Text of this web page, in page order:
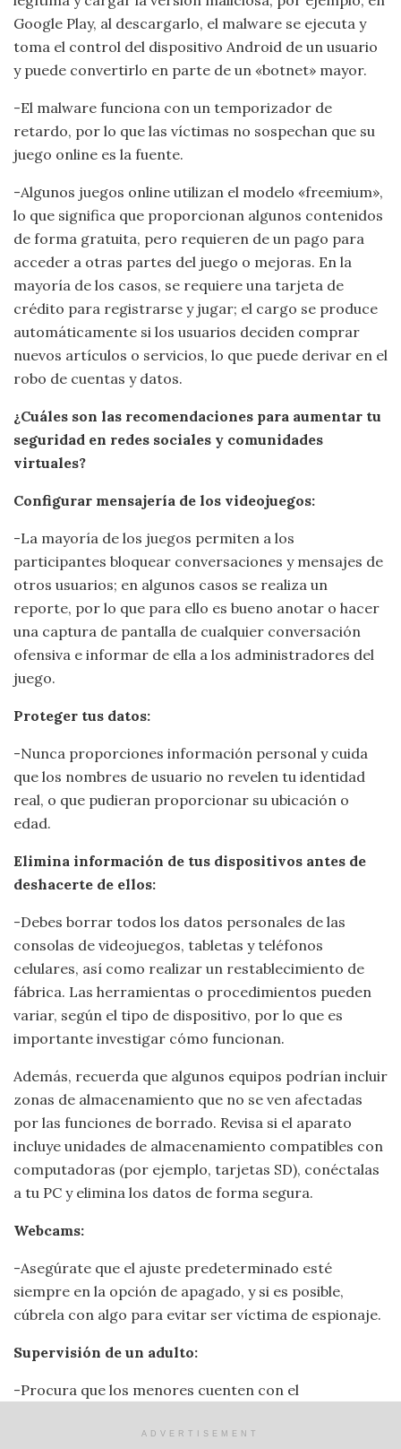
Google Play, al descargarlo, el malware se ejecuta y
toma el control del dispositivo Android de un usuario
y puede convertirlo en parte de un «botnet» mayor.
-El malware funciona con un temporizador de
retardo, por lo que las víctimas no sospechan que su
juego online es la fuente.
-Algunos juegos online utilizan el modelo «freemium»,
lo que significa que proporcionan algunos contenidos
de forma gratuita, pero requieren de un pago para
acceder a otras partes del juego o mejoras. En la
mayoría de los casos, se requiere una tarjeta de
crédito para registrarse y jugar; el cargo se produce
automáticamente si los usuarios deciden comprar
nuevos artículos o servicios, lo que puede derivar en el
robo de cuentas y datos.
¿Cuáles son las recomendaciones para aumentar tu
seguridad en redes sociales y comunidades
virtuales?
Configurar mensajería de los videojuegos:
-La mayoría de los juegos permiten a los
participantes bloquear conversaciones y mensajes de
otros usuarios; en algunos casos se realiza un
reporte, por lo que para ello es bueno anotar o hacer
una captura de pantalla de cualquier conversación
ofensiva e informar de ella a los administradores del
juego.
Proteger tus datos:
-Nunca proporciones información personal y cuida
que los nombres de usuario no revelen tu identidad
real, o que pudieran proporcionar su ubicación o
edad.
Elimina información de tus dispositivos antes de
deshacerte de ellos:
-Debes borrar todos los datos personales de las
consolas de videojuegos, tabletas y teléfonos
celulares, así como realizar un restablecimiento de
fábrica. Las herramientas o procedimientos pueden
variar, según el tipo de dispositivo, por lo que es
importante investigar cómo funcionan.
Además, recuerda que algunos equipos podrían incluir
zonas de almacenamiento que no se ven afectadas
por las funciones de borrado. Revisa si el aparato
incluye unidades de almacenamiento compatibles con
computadoras (por ejemplo, tarjetas SD), conéctalas
a tu PC y elimina los datos de forma segura.
Webcams:
-Asegúrate que el ajuste predeterminado esté
siempre en la opción de apagado, y si es posible,
cúbrela con algo para evitar ser víctima de espionaje.
Supervisión de un adulto:
-Procura que los menores cuenten con el
ADVERTISEMENT